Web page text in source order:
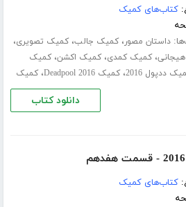
کتاب‌های کمیک
داستان مصور،کمیک جالب،کمیک تصویری،
،کمیک کمدی،کمیک اکشن،کمیک
ددپول 2016 ،کمیک Deadpool 2016 ،کمیک
دانلود کتاب
کتاب‌های کمیک